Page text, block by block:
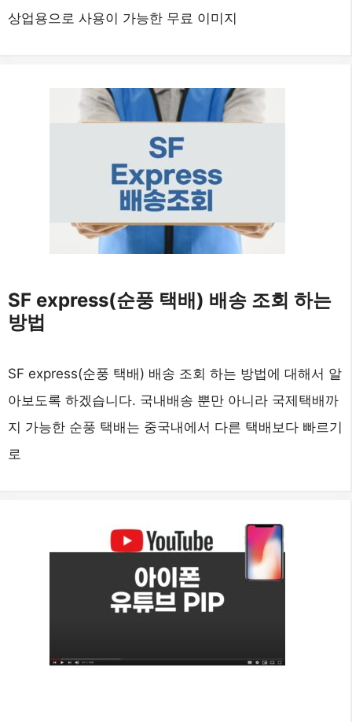
상업용으로 사용이 가능한 무료 이미지
SF express(순풍 택배) 배송 조회 하는
방법
SF express(순풍 택배) 배송 조회 하는 방법에 대해서 알
아보도록 하겠습니다. 국내배송 뿐만 아니라 국제택배까
지 가능한 순풍 택배는 중국내에서 다른 택배보다 빠르기
로